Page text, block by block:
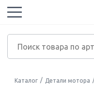
Каталог Детали мотора